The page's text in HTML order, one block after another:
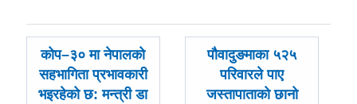
पछिल्लाे
-
कोप–३० मा नेपालको
सहभागिता प्रभावकारी
भइरहेको छ: मन्त्री डा
अघिल्लाे
पौवादुङमाका ५२५
परिवारले पाए
जस्तापाताको छानो